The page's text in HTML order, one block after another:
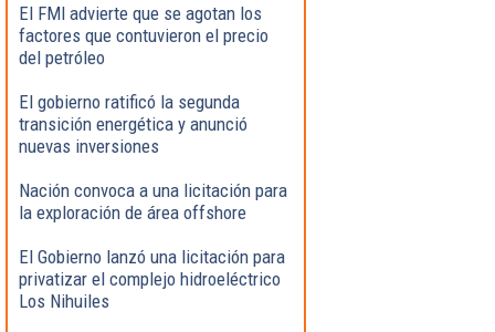
El FMI advierte que se agotan los
factores que contuvieron el precio
del petróleo
El gobierno ratificó la segunda
transición energética y anunció
nuevas inversiones
Nación convoca a una licitación para
la exploración de área offshore
El Gobierno lanzó una licitación para
privatizar el complejo hidroeléctrico
Los Nihuiles